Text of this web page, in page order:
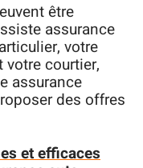
être
assurance
votre
courtier,
assurance
des offres
et efficaces